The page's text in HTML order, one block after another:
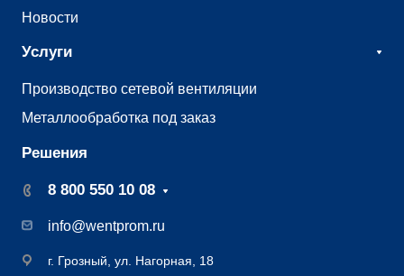
Новости
Услуги
Производство сетевой вентиляции
Металлообработка под заказ
Решения
8 800 550 10 08
info@wentprom.ru
г. Грозный, ул. Нагорная, 18